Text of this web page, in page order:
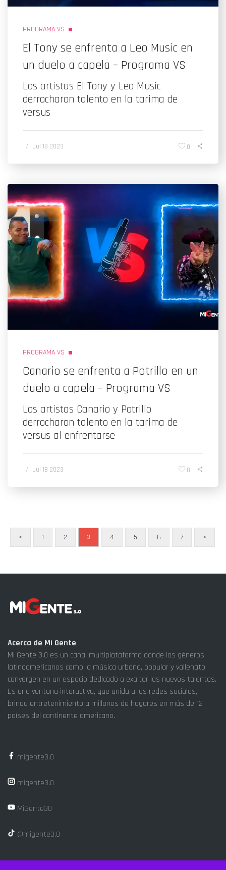
PROGRAMA VS
El Tony se enfrenta a Leo Music en
un duelo a capela – Programa VS
Los artistas El Tony y Leo Music
derrocharon talento en la tarima de
versus
/ Jul 18 2023 0
PROGRAMA VS
Canario se enfrenta a Potrillo en un
duelo a capela – Programa VS
Los artistas Canario y Potrillo
derrocharon talento en la tarima de
versus al enfrentarse
/ Jul 18 2023 0
< 1 2 3 4 5 6 7 >
Acerca de Mi Gente
Mi Gente 3.0 es un canal multiplataforma donde los géneros
latinoamericanos como la música urbana, popular y vallenato
convergen en un espacio dedicado a exaltar los nuevos talentos.
Es una ventana interactiva, que unida a las redes sociales,
brinda entretenimiento a millones de hogares en más de 12
países del continente americano.
migente3.0
migente3.0
MiGente30
@migente3.0